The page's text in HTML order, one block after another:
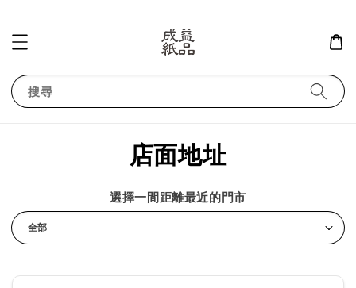
搜尋
店面地址
選擇一間距離最近的門市